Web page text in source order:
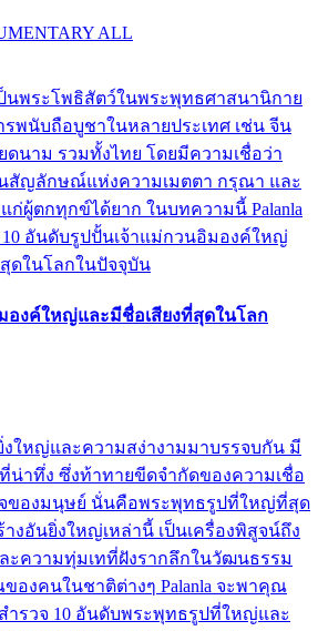
ALL
นพระโพธิสัตว์ในพระพุทธศาสนานิกาย
รพนับถือบูชาในหลายประเทศ เช่น จีน
ดนาม รวมทั้งไทย โดยมีความเชื่อว่า
สัญลักษณ์แห่งความเมตตา กรุณา และ
ก่ผู้ตกทุกข์ได้ยาก ในบทความนี้ Palanla
10 อันดับรูปปั้นเจ้าแม่กวนอิมองค์ใหญ่
ดในโลกในปัจจุบัน
องค์ใหญ่และมีชื่อเสียงที่สุดในโลก
ใหญ่และความสง่างามมาบรรจบกัน มี
น่าทึ่ง ซึ่งท้าทายขีดจำกัดของความเชื่อ
จของมนุษย์ นั่นคือพระพุทธรูปที่ใหญ่ที่สุด
งอันยิ่งใหญ่เหล่านี้ เป็นเครื่องพิสูจน์ถึง
ะความทุ่มเทที่ฝังรากลึกในวัฒนธรรม
งคนในชาติต่างๆ Palanla จะพาคุณ
ำรวจ 10 อันดับพระพุทธรูปที่ใหญ่และ